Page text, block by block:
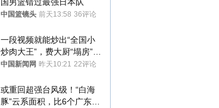
中国篮镜头 前天13:58 36评论
一段视频就能炒出“全国小
炒肉大王”，费大厨“塌房”了
吗？
中国新闻网 昨天10:21 22评论
或重回超强台风级！“白海
豚”云系面积，比6个广东还